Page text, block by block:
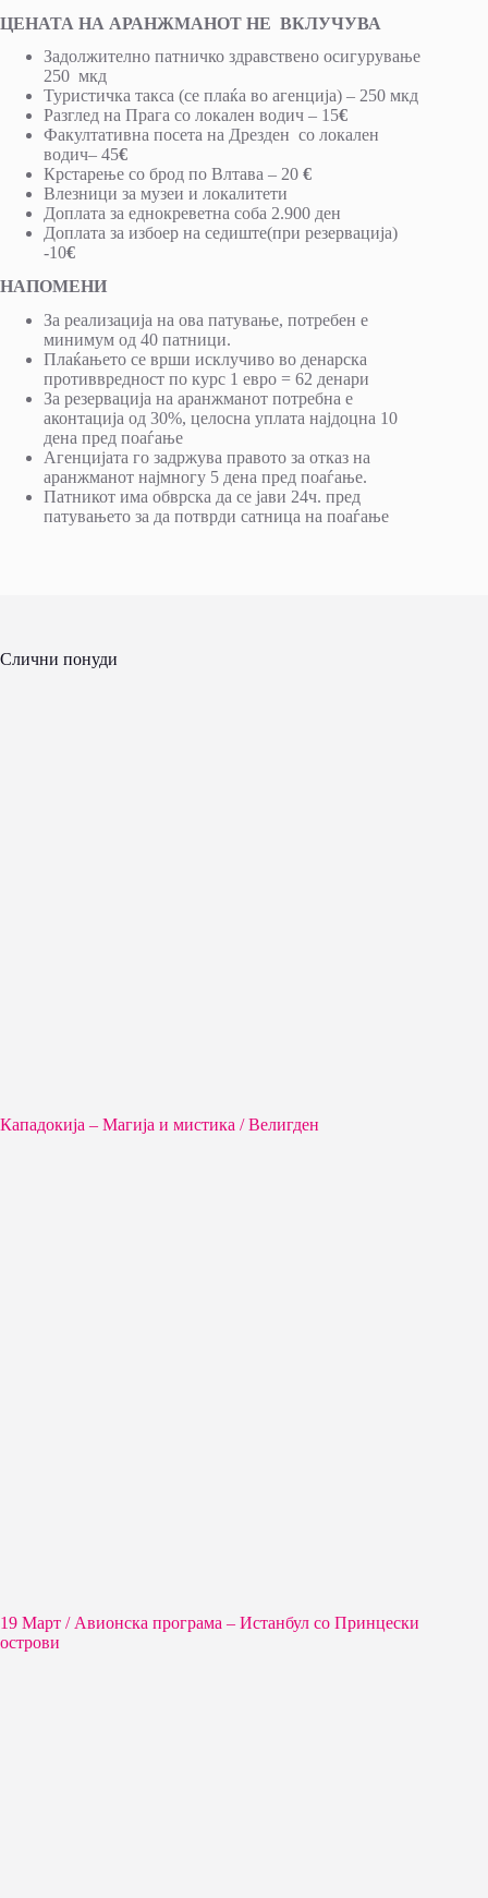
ЦЕНАТА НА АРАНЖМАНОТ НЕ ВКЛУЧУВА
Задолжително патничко здравствено осигурување
250 мкд
Туристичка такса (се плаќа во агенција) – 250 мкд
Разглед на Прага со локален водич – 15€
Факултативна посета на Дрезден со локален
водич– 45€
Крстарење со брод по Влтава – 20 €
Влезници за музеи и локалитети
Доплата за еднокреветна соба 2.900 ден
Доплата за избоер на седиште(при резервација)
-10€
НАПОМЕНИ
За реализација на ова патување, потребен е
минимум од 40 патници.
Плаќањето се врши исклучиво во денарска
противвредност по курс 1 евро = 62 денари
За резервација на аранжманот потребна е
аконтација од 30%, целосна уплата најдоцна 10
дена пред поаѓање
Агенцијата го задржува правото за отказ на
аранжманот најмногу 5 дена пред поаѓање.
Патникот има обврска да се јави 24ч. пред
патувањето за да потврди сатница на поаѓање
Слични понуди
Кападокија – Магија и мистика / Велигден
19 Март / Aвионска програма – Истанбул со Принцески
острови